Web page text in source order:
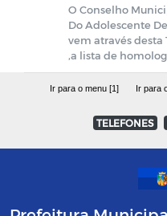
O Conselho
Do Adolescente
vem através desta
,a lista de
Ir para o menu [1] Ir para
TELEFONES